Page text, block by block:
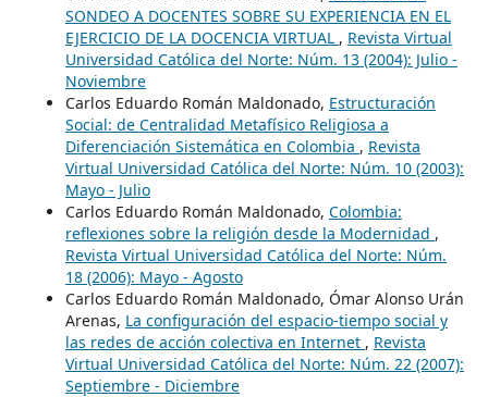
SONDEO A DOCENTES SOBRE SU EXPERIENCIA EN EL
EJERCICIO DE LA DOCENCIA VIRTUAL , Revista Virtual
Universidad Católica del Norte: Núm. 13 (2004): Julio -
Noviembre
Carlos Eduardo Román Maldonado, Estructuración
Social: de Centralidad Metafísico Religiosa a
Diferenciación Sistemática en Colombia , Revista
Virtual Universidad Católica del Norte: Núm. 10 (2003):
Mayo - Julio
Carlos Eduardo Román Maldonado, Colombia:
reflexiones sobre la religión desde la Modernidad ,
Revista Virtual Universidad Católica del Norte: Núm.
18 (2006): Mayo - Agosto
Carlos Eduardo Román Maldonado, Ómar Alonso Urán
Arenas, La configuración del espacio-tiempo social y
las redes de acción colectiva en Internet , Revista
Virtual Universidad Católica del Norte: Núm. 22 (2007):
Septiembre - Diciembre